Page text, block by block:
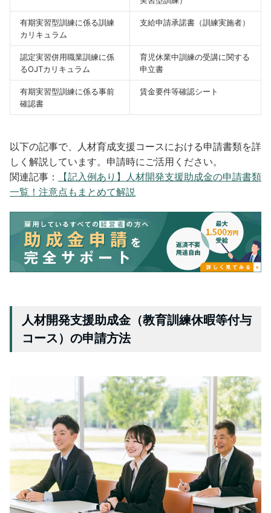
有期実習型訓練に係る訓練
カリキュラム
支給申請承諾書（訓練実施者）
認定実習併用職業訓練に係
るOJTカリキュラム
育児休業中訓練の受講に関する
申立書
有期実習型訓練に係る事前
確認書
賃金要件等確認シート
以下の記事で、人材育成支援コースにおける申請書類を詳
しく解説しています。申請時にご活用ください。
関連記事：
【記入例あり】人材開発支援助成金の申請書類
一覧！注意点もまとめて解説
人材開発支援助成金（教育訓練休暇等付与
コース）の申請方法